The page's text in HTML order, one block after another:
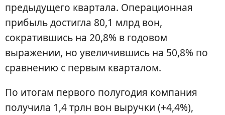
предыдущего квартала. Операционная
прибыль достигла 80,1 млрд вон,
сократившись на 20,8% в годовом
выражении, но увеличившись на 50,8% по
сравнению с первым кварталом.
По итогам первого полугодия компания
получила 1,4 трлн вон выручки (+4,4%),